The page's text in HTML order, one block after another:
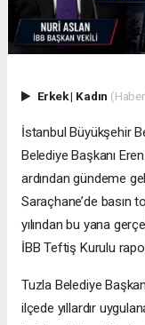
Erkek| Kadın
İstanbul Büyükşehir
Belediye Başkanı
ardından gündeme
Saraçhane’de basın
yılından bu yana
İBB Teftiş Kurulu
Tuzla Belediye
ilçede yıllardır